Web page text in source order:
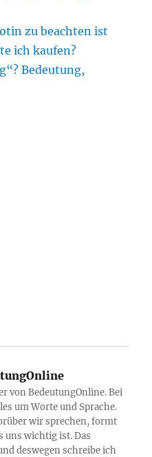
zu beachten ist
ich kaufen?
Bedeutung,
von BedeutungOnline. Bei
um Worte und Sprache.
wir sprechen, formt
uns wichtig ist. Das
deswegen schreibe ich